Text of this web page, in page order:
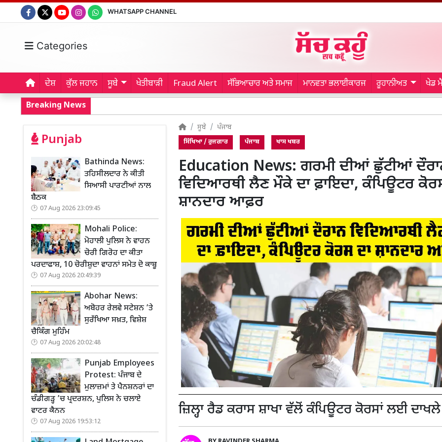
WHATSAPP CHANNEL
Categories
ਦੇਸ਼ ਕੁੱਲ ਜਹਾਨ ਸੂਬੇ ਖੇਤੀਬਾੜੀ Fraud Alert ਸੱਭਿਆਚਾਰ ਅਤੇ ਸਮਾਜ ਮਾਨਵਤਾ ਭਲਾਈਕਾਰਜ ਰੂਹਾਨੀਅਤ ਖੇਡ
Breaking News
Punjab
Bathinda News:
ਤਹਿਸੀਲਦਾਰ ਨੇ ਕੀਤੀ
ਸਿਆਸੀ ਪਾਰਟੀਆਂ ਨਾਲ
ਬੈਠਕ
07 Aug 2026 23:09:45
Mohali Police:
ਮੋਹਾਲੀ ਪੁਲਿਸ ਨੇ ਵਾਹਨ
ਚੋਰੀ ਗਿਰੋਹ ਦਾ ਕੀਤਾ
ਪਰਦਾਫਾਸ਼, 10 ਚੋਰੀਸ਼ੁਦਾ ਵਾਹਨਾਂ ਸਮੇਤ ਦੋ ਕਾਬੂ
07 Aug 2026 20:49:39
Abohar News:
ਅਬੋਹਰ ਰੇਲਵੇ ਸਟੇਸ਼ਨ ’ਤੇ
ਸੁਰੱਖਿਆ ਸਖ਼ਤ, ਵਿਸ਼ੇਸ਼
ਚੈਕਿੰਗ ਮੁਹਿੰਮ
07 Aug 2026 20:02:48
Punjab Employees
Protest: ਪੰਜਾਬ ਦੇ
ਮੁਲਾਜ਼ਮਾਂ ਤੇ ਪੈਨਸ਼ਨਰਾਂ ਦਾ
ਚੰਡੀਗੜ੍ਹ ’ਚ ਪ੍ਰਦਰਸ਼ਨ, ਪੁਲਿਸ ਨੇ ਚਲਾਏ
ਵਾਟਰ ਕੈਨਨ
07 Aug 2026 19:53:12
ਸੂਬੇ ਪੰਜਾਬ
ਸਿੱਖਿਆ / ਰੁਜਗਾਰ ਪੰਜਾਬ ਖਾਸ ਖਬਰ
Education News: ਗਰਮੀ ਦੀਆਂ ਛੁੱਟੀਆਂ
ਵਿਦਿਆਰਥੀ ਲੈਣ ਮੌਕੇ ਦਾ ਫ਼ਾਇਦਾ, ਕੰਪਿਊਟਰ
ਸ਼ਾਨਦਾਰ ਆਫ਼ਰ
ਜ਼ਿਲ੍ਹਾ ਰੈਡ ਕਰਾਸ ਸ਼ਾਖਾ ਵੱਲੋਂ ਕੰਪਿਊਟਰ ਕੋਰਸਾਂ ਲਈ